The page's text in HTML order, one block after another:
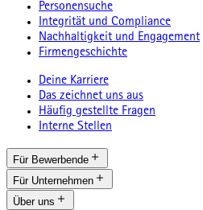
Personensuche
Integrität und Compliance
Nachhaltigkeit und Engagement
Firmengeschichte
Deine Karriere
Das zeichnet uns aus
Häufig gestellte Fragen
Interne Stellen
Für Bewerbende
Für Unternehmen
Über uns